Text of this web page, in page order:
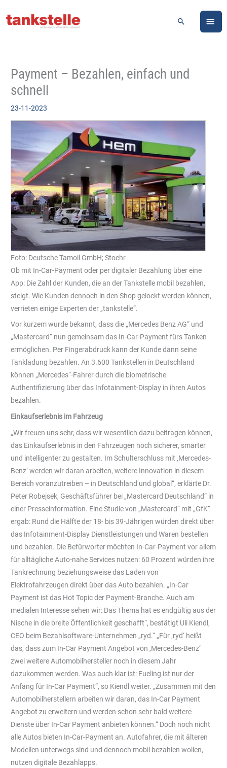
Inhalt
Suchen
Payment – Bezahlen, einfach und
schnell
23-11-2023
Foto: Deutsche Tamoil GmbH; Stoehr
Ob mit In-Car-Payment oder per digitaler Bezahlung über eine
App: Die Zahl der Kunden, die an der Tankstelle mobil bezahlen,
steigt. Wie Kunden dennoch in den Shop gelockt werden können,
verrieten einige Experten der „tankstelle“.
Vor kurzem wurde bekannt, dass die „Mercedes Benz AG“ und
„Mastercard“ nun gemeinsam das In-Car-Payment fürs Tanken
ermöglichen. Per Fingerabdruck kann der Kunde dann seine
Tankladung bezahlen. An 3.600 Tankstellen in Deutschland
können „Mercedes“-Fahrer durch die biometrische
Authentifizierung über das Infotainment-Display in ihren Autos
bezahlen.
Einkaufserlebnis im Fahrzeug
„Wir freuen uns sehr, dass wir wesentlich dazu beitragen können,
das Einkaufserlebnis in den Fahrzeugen noch sicherer, smarter
und intelligenter zu gestalten. Im Schulterschluss mit ‚Mercedes-
Benz‘ werden wir daran arbeiten, weitere Innovation in diesem
Bereich voranzutreiben – in Deutschland und global“, erklärte Dr.
Peter Robejsek, Geschäftsführer bei „Mastercard Deutschland“ in
einer Presseinformation. Eine Studie von „Mastercard“ mit „GfK“
ergab: Rund die Hälfte der 18- bis 39-Jährigen würden direkt über
das Infotainment-Display Dienstleistungen und Waren bestellen
und bezahlen. Die Befürworter möchten In-Car-Payment vor allem
für alltägliche Auto-nahe Services nutzen: 60 Prozent würden ihre
Tankrechnung beziehungsweise das Laden von
Elektrofahrzeugen direkt über das Auto bezahlen. „In-Car
Payment ist das Hot Topic der Payment-Branche. Auch am
medialen Interesse sehen wir: Das Thema hat es endgültig aus der
Nische in die breite Öffentlichkeit geschafft“, bestätigt Uli Kiendl,
CEO beim Bezahlsoftware-Unternehmen „ryd.“ „Für ‚ryd‘ heißt
das, dass zum In-Car Payment Angebot von ‚Mercedes-Benz‘
zwei weitere Automobilhersteller noch in diesem Jahr
dazukommen werden. Was auch klar ist: Fueling ist nur der
Anfang für In-Car Payment“, so Kiendl weiter. „Zusammen mit den
Automobilherstellern arbeiten wir daran, das In-Car Payment
Angebot zu erweitern und werden schon sehr bald weitere
Dienste über In-Car Payment anbieten können.“ Doch noch nicht
alle Autos bieten In-Car-Payment an. Autofahrer, die mit älteren
Modellen unterwegs sind und dennoch mobil bezahlen wollen,
nutzen digitale Bezahlapps.